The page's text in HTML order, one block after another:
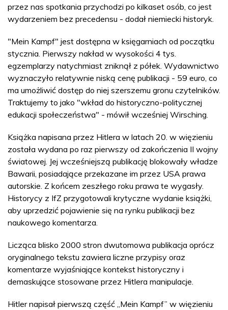
przez nas spotkania przychodzi po kilkaset osób, co jest
wydarzeniem bez precedensu - dodał niemiecki historyk.
"Mein Kampf" jest dostępna w księgarniach od początku
stycznia. Pierwszy nakład w wysokości 4 tys.
egzemplarzy natychmiast zniknął z półek. Wydawnictwo
wyznaczyło relatywnie niską cenę publikacji - 59 euro, co
ma umożliwić dostęp do niej szerszemu gronu czytelników.
Traktujemy to jako "wkład do historyczno-politycznej
edukacji społeczeństwa" - mówił wcześniej Wirsching.
Książka napisana przez Hitlera w latach 20. w więzieniu
została wydana po raz pierwszy od zakończenia II wojny
światowej. Jej wcześniejszą publikację blokowały władze
Bawarii, posiadające przekazane im przez USA prawa
autorskie. Z końcem zeszłego roku prawa te wygasły.
Historycy z IfZ przygotowali krytyczne wydanie książki,
aby uprzedzić pojawienie się na rynku publikacji bez
naukowego komentarza.
Licząca blisko 2000 stron dwutomowa publikacja oprócz
oryginalnego tekstu zawiera liczne przypisy oraz
komentarze wyjaśniające kontekst historyczny i
demaskujące stosowane przez Hitlera manipulacje.
Hitler napisał pierwszą część „Mein Kampf” w więzieniu